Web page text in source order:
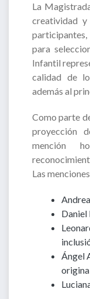
La
creatividad
para
Infantil
calidad de
además al
Como parte
proyección
mención
Las
Daniel
Ángel